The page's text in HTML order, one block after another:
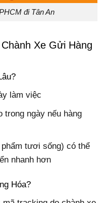
đi Tân An
Xe Gửi Hàng
làm việc
trong ngày nếu hàng
tươi sống) có thể
nhanh hơn
Hóa?